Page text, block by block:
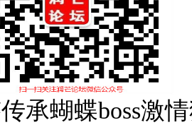
承蝴蝶boss激